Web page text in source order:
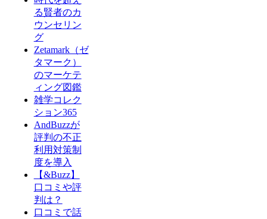
る賢者のカ
ウンセリン
グ
Zetamark（ゼ
タマーク）
のマーケテ
ィング図鑑
雑学コレク
ション365
AndBuzzが
評判の不正
利用対策制
度を導入
【&Buzz】
口コミや評
判は？
口コミで話